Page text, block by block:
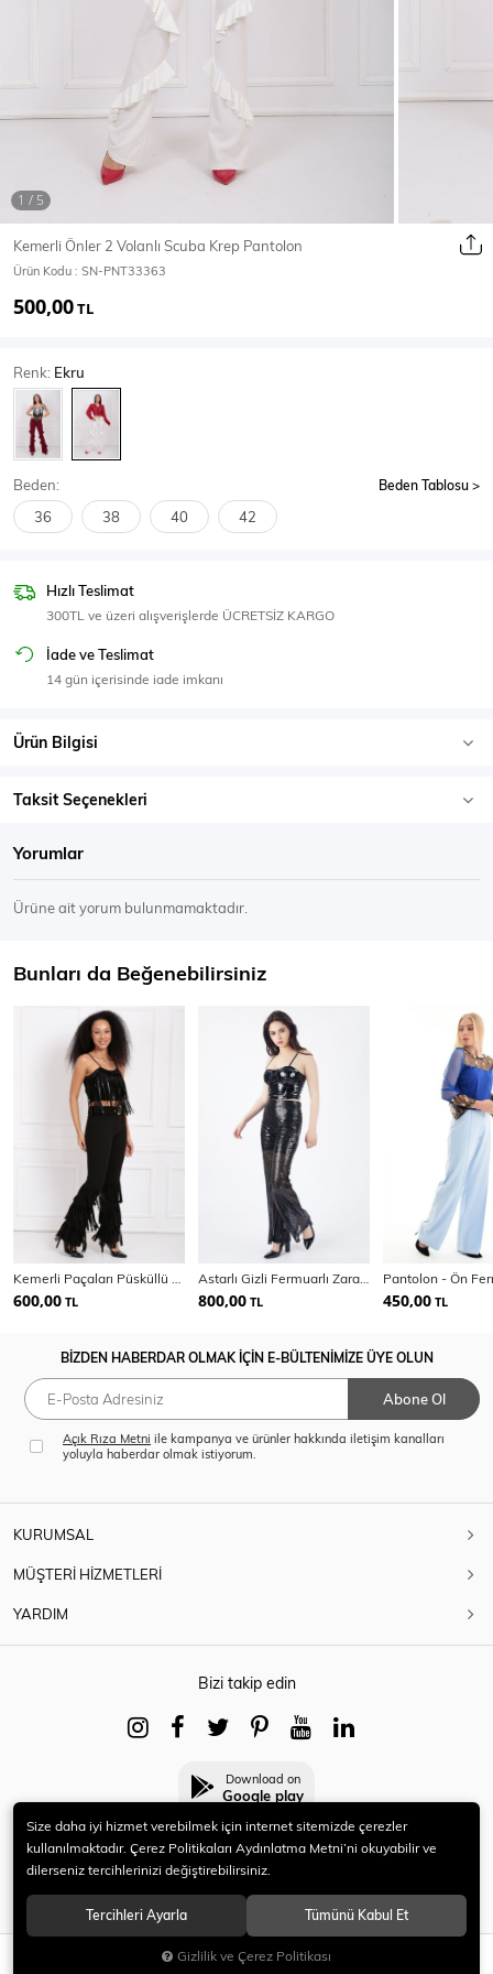
Ceket Mont & Kaban
T-Shirt
Body
SPOR GİYİM
Eşofman Üstü
Kemerli Önler 2 Volanlı Scuba Krep Pantolon
Ürün Kodu : SN-PNT33363
500,00TL
Renk: Ekru
Beden: Beden Tablosu
36 38 40 42
SEPETE EKLE
Hızlı Teslimat
300TL ve üzeri alışverişlerde ÜCRETSİZ KARGO
İade ve Teslimat
14 gün içerisinde iade imkanı
Ürün Bilgisi
Taksit Seçenekleri
Yorumlar
Ürüne ait yorum bulunmamaktadır.
Bunları da Beğenebilirsiniz
600,00 TL 800,00 TL 450,00 TL
BİZDEN HABERDAR OLMAK İÇİN E-BÜLTENİMİZE ÜYE OLUN
Abone Ol
Açık Rıza Metni ile kampanya ve ürünler hakkında iletişim kanalları
yoluyla haberdar olmak istiyorum.
KURUMSAL
MÜŞTERİ HİZMETLERİ
YARDIM
Bizi takip edin
Download on
Google play
© 2021 HERYENİ. Tüm hakları saklıdır.
Size daha iyi hizmet verebilmek için internet sitemizde çerezler
kullanılmaktadır. Çerez Politikaları Aydınlatma Metni’ni okuyabilir ve
dilerseniz tercihlerinizi değiştirebilirsiniz.
Tercihleri Ayarla Tümünü Kabul Et
Gizlilik ve Çerez Politikası